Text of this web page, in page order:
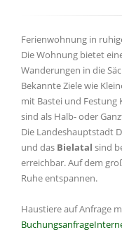
Ferienwohnung in
Die Wohnung bietet
Wanderungen in die
Bekannte Ziele wie
mit Bastei und Festung
sind als Halb- oder
Die Landeshauptstadt
und das Bielatal sind
erreichbar. Auf dem
Ruhe entspannen.
Haustiere auf Anfrage
Buchungsanfrage